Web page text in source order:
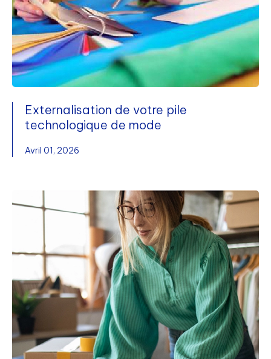
Externalisation de votre pile
technologique de mode
Avril 01, 2026